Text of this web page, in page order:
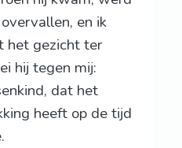
en ik
het gezicht ter
hij tegen mij:
dat het
heeft op de tijd